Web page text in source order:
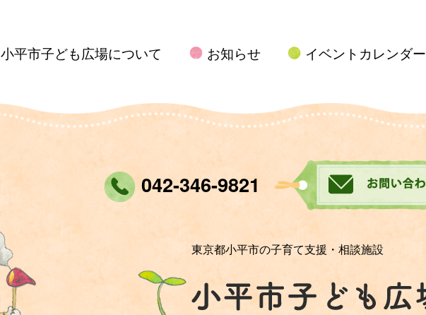
小平市子ども広場について お知らせ イベントカレンダー
042-346-9821
東京都小平市の子育て支援・相談施設